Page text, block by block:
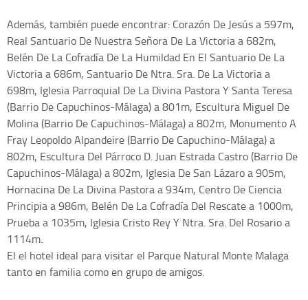
Además, también puede encontrar: Corazón De Jesús a 597m,
Real Santuario De Nuestra Señora De La Victoria a 682m,
Belén De La Cofradía De La Humildad En El Santuario De La
Victoria a 686m, Santuario De Ntra. Sra. De La Victoria a
698m, Iglesia Parroquial De La Divina Pastora Y Santa Teresa
(Barrio De Capuchinos-Málaga) a 801m, Escultura Miguel De
Molina (Barrio De Capuchinos-Málaga) a 802m, Monumento A
Fray Leopoldo Alpandeire (Barrio De Capuchino-Málaga) a
802m, Escultura Del Párroco D. Juan Estrada Castro (Barrio De
Capuchinos-Málaga) a 802m, Iglesia De San Lázaro a 905m,
Hornacina De La Divina Pastora a 934m, Centro De Ciencia
Principia a 986m, Belén De La Cofradía Del Rescate a 1000m,
Prueba a 1035m, Iglesia Cristo Rey Y Ntra. Sra. Del Rosario a
1114m.
El el hotel ideal para visitar el Parque Natural Monte Malaga
tanto en familia como en grupo de amigos.